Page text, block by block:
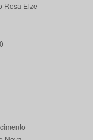
Rosa Elze